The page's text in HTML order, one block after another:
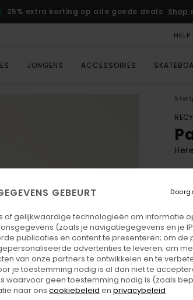
25% extra korting op alle goede deals Shop
JONGENS ACCESSOIRES
€
GEBEURT
of gelijkwaardige technologieën om informatie
(zoals je navigatiegegevens en je
publicaties en content te presenteren; om de
advertenties te leveren; om
van onze partners te ontwikkelen en te
je toestemming nodig is al dan niet te
waarvoor geen toestemming nodig is (zoals
naar ons cookiebeleid en privacybeleid